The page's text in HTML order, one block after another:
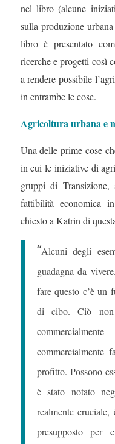
nel libro (alcune
sulla produzione
libro è presentato
ricerche e progetti così
a rendere possibile
in entrambe le cose.
Agricoltura urbana e
Una delle prime cose
in cui le iniziative di
gruppi di Transizione,
fattibilità economica
chiesto a Katrin di
“Alcuni degli
guadagna da
fare questo c’è un
di cibo. Ciò non
commercialmente
profitto. Possono
è stato notato
realmente
presupposto per